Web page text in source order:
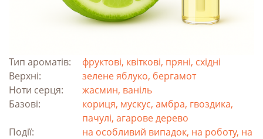
Тип ароматів:
фруктові, квіткові, пряні, східні
Верхні:
зелене яблуко, бергамот
Ноти серця:
жасмин, ваніль
Базові:
кориця, мускус, амбра, гвоздика,
пачулі, агарове дерево
Події:
на особливий випадок, на роботу, на